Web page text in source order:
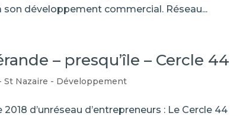
développement commercial. Réseau...
– presqu’île – Cercle 44
St Nazaire - Développement
d’unréseau d’entrepreneurs : Le Cercle 44